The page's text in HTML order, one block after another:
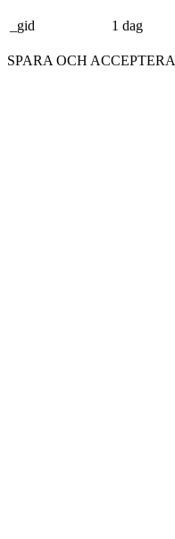
_gid 1 dag
SPARA OCH ACCEPTERA